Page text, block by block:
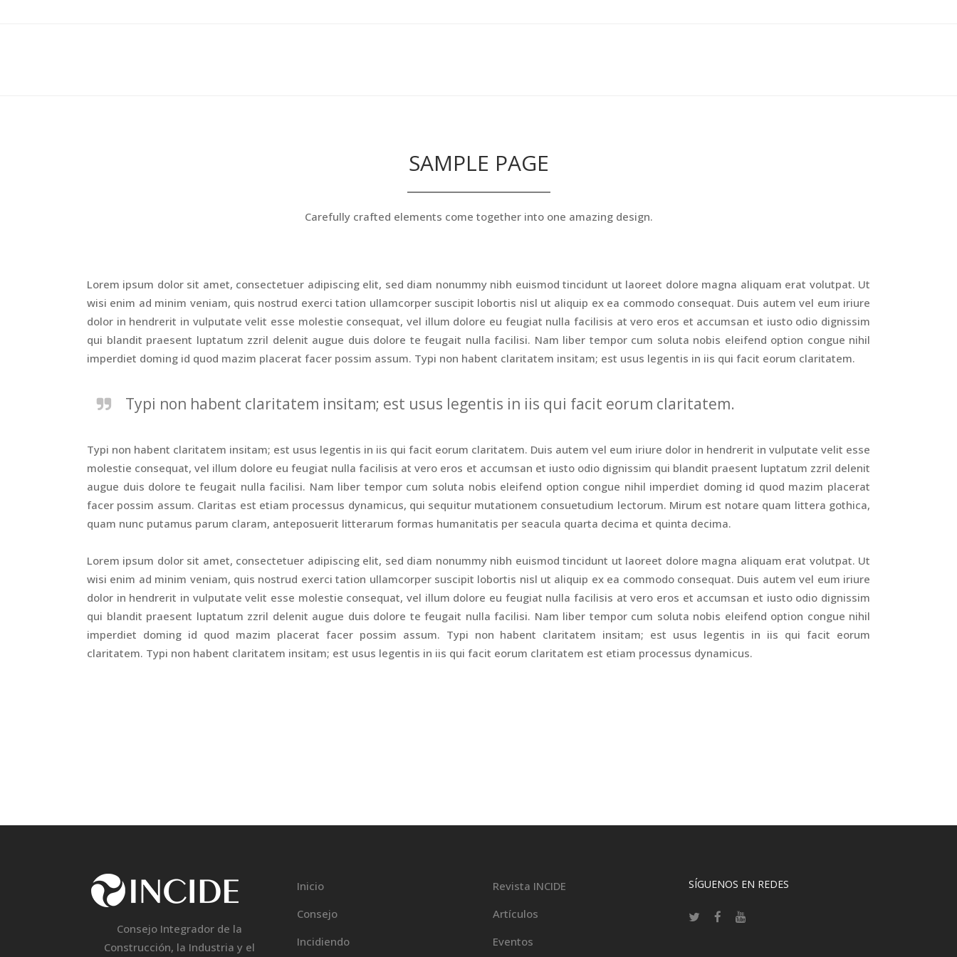
SAMPLE PAGE
Carefully crafted elements come together into one amazing design.
Lorem ipsum dolor sit amet, consectetuer adipiscing elit, sed diam nonummy nibh euismod tincidunt ut laoreet dolore magna aliquam erat volutpat. Ut
wisi enim ad minim veniam, quis nostrud exerci tation ullamcorper suscipit lobortis nisl ut aliquip ex ea commodo consequat. Duis autem vel eum iriure
dolor in hendrerit in vulputate velit esse molestie consequat, vel illum dolore eu feugiat nulla facilisis at vero eros et accumsan et iusto odio dignissim
qui blandit praesent luptatum zzril delenit augue duis dolore te feugait nulla facilisi. Nam liber tempor cum soluta nobis eleifend option congue nihil
imperdiet doming id quod mazim placerat facer possim assum. Typi non habent claritatem insitam; est usus legentis in iis qui facit eorum claritatem.
Typi non habent claritatem insitam; est usus legentis in iis qui facit eorum claritatem.
Typi non habent claritatem insitam; est usus legentis in iis qui facit eorum claritatem. Duis autem vel eum iriure dolor in hendrerit in vulputate velit esse
molestie consequat, vel illum dolore eu feugiat nulla facilisis at vero eros et accumsan et iusto odio dignissim qui blandit praesent luptatum zzril delenit
augue duis dolore te feugait nulla facilisi. Nam liber tempor cum soluta nobis eleifend option congue nihil imperdiet doming id quod mazim placerat
facer possim assum. Claritas est etiam processus dynamicus, qui sequitur mutationem consuetudium lectorum. Mirum est notare quam littera gothica,
quam nunc putamus parum claram, anteposuerit litterarum formas humanitatis per seacula quarta decima et quinta decima.
Lorem ipsum dolor sit amet, consectetuer adipiscing elit, sed diam nonummy nibh euismod tincidunt ut laoreet dolore magna aliquam erat volutpat. Ut
wisi enim ad minim veniam, quis nostrud exerci tation ullamcorper suscipit lobortis nisl ut aliquip ex ea commodo consequat. Duis autem vel eum iriure
dolor in hendrerit in vulputate velit esse molestie consequat, vel illum dolore eu feugiat nulla facilisis at vero eros et accumsan et iusto odio dignissim
qui blandit praesent luptatum zzril delenit augue duis dolore te feugait nulla facilisi. Nam liber tempor cum soluta nobis eleifend option congue nihil
imperdiet doming id quod mazim placerat facer possim assum. Typi non habent claritatem insitam; est usus legentis in iis qui facit eorum
claritatem. Typi non habent claritatem insitam; est usus legentis in iis qui facit eorum claritatem est etiam processus dynamicus.
Consejo Integrador de la
Construcción, la Industria y el
Inicio
Consejo
Incidiendo
Revista INCIDE
Artículos
Eventos
SÍGUENOS EN REDES